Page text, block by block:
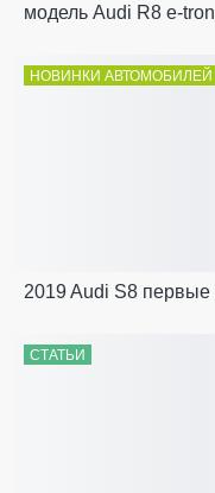
модель Audi R8 e-tron
НОВИНКИ АВТОМОБИЛЕЙ
2019 Audi S8
СТАТЬИ